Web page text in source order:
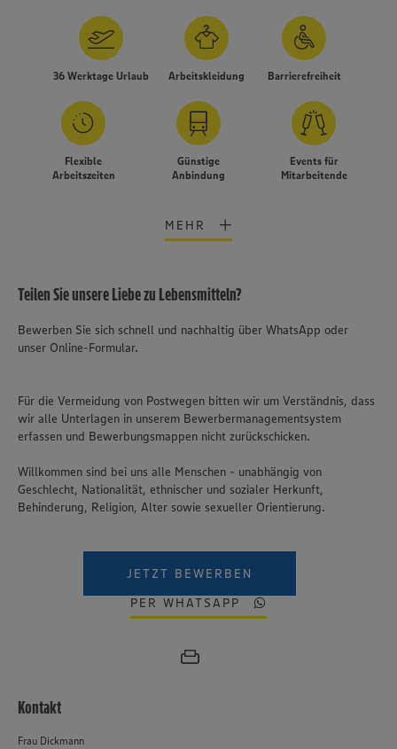
36 Werktage Urlaub Arbeitskleidung Barrierefreiheit
Flexible
Arbeitszeiten
Günstige
Anbindung
Events für
Mitarbeitende
MEHR
Teilen Sie unsere Liebe zu Lebensmitteln?
Bewerben Sie sich schnell und nachhaltig über WhatsApp oder
unser Online-Formular.
Für die Vermeidung von Postwegen bitten wir um Verständnis, dass
wir alle Unterlagen in unserem Bewerbermanagementsystem
erfassen und Bewerbungsmappen nicht zurückschicken.
Willkommen sind bei uns alle Menschen - unabhängig von
Geschlecht, Nationalität, ethnischer und sozialer Herkunft,
Behinderung, Religion, Alter sowie sexueller Orientierung.
JETZT BEWERBEN
PER WHATSAPP
Kontakt
Frau Dickmann